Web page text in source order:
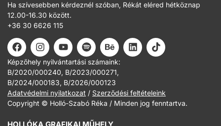
Ha szívesebben kérdeznél szóban, Rékát eléred hétköznap
12.00-16.30 között.
+36 30 6626 115
Képzőhely nyilvántartási számaink:
B/2020/000240, B/2023/000271,
B/2024/000183, B/2026/000123
Adatvédelmi nyilatkozat / Szerződési feltételeink
Copyright © Holló-Szabó Réka / Minden jog fenntartva.